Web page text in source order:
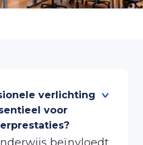
verlichting
voor